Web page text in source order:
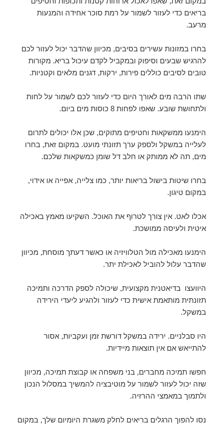
בריאים כדי לעזור לשמור על רמת סוכר אחידה והמנעות
מרעב.
בחרו במזונות עשירים בסיבים, מכיוון שהדבר יכול לעזור לכם
להרגיש שבעים וסיפוק ובמקביל לקדם עיכול בריא. מקורות
טובים לסיבים כוללים פירות, ירקות, דגנים מלאים וקטניות.
שתו הרבה מים לאורך היום כדי לעזור לכם לשמור על לחות
ולתחושת שובע. שאפו לפחות 8 כוסות מים ביום.
הימנעו ממשקאות וחטיפים מתוקים, שכן אלו יכולים לתרום
לעלייה במשקל ולספק ערך תזונתי מועט. במקום זאת, בחרו
מים, תה לא ממותק או חלב דל שומן כמשקאות שלכם.
בחרו שיטות בישול בריאות יותר, כמו צלייה, אפייה או אידוי,
במקום טיגון.
אכלו לאט. אין צורך לטרוף את האוכל. השקיעו מאמץ באכילה
איטית ולעיסה ממושכת.
הימנעו מאכילה מול הטלוויזיה או כאשר דעתך מוסחת, מכיוון
שהדבר עלול להוביל לאכילת יתר.
היוועצו בדיאטנית מקצועית, שיכולה לספק הדרכה ותמיכה
תזונתית מותאמת אישית כדי לעזור ולהגיע ליעדי הירידה
במשקל.
היו סבלניים. ירידה במשקל דורשת זמן ועקביות, אסור
להתייאש אם אין תוצאות מיידיות.
חפשו תמיכה מחברים, בני משפחה או קבוצת תמיכה, מכיוון
שזה יכול לעזור לשמור על מוטיבציה להמשיך במסלול הנכון
ולתמוך במאמצי ההרזיה.
נסו להפוך הרגלים בריאים לחלק משגרת היומיום שלך, במקום